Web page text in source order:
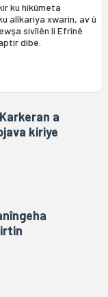
ku hikûmeta
alîkariya xwarin, av û
sivîlên li Efrînê
dibe.
a
kiriye